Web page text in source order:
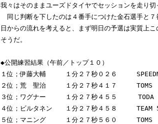
我々はそのままユーズドタイヤでセッションを走り切
同じ判断を下したのは４番手につけた金石選手と７
日からの流れを考えると、まず明日の予選は実質上
そうだ。
◆公開練習結果（午前／トップ１０）
１位；伊藤大輔　　　１分２７秒０２６　　　
２位；荒　聖治　　　１分２７秒４１７　　　TOMS
３位；ワグナー　　　１分２７秒４５５　　  TODA
４位；ビルタネン　　１分２７秒４５８　　　
５位；マニング　　　１分２７秒５６０　　　TOMS